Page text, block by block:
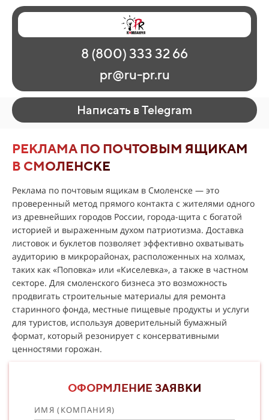
Главная
Наши работы
О рекламе
Регионы
Контакты
8 (800) 333 32 66
pr@ru-pr.ru
Написать в Telegram
РЕКЛАМА ПО ПОЧТОВЫМ ЯЩИКАМ
В СМОЛЕНСКЕ
Реклама по почтовым ящикам в Смоленске — это
проверенный метод прямого контакта с жителями одного
из древнейших городов России, города-щита с богатой
историей и выраженным духом патриотизма. Доставка
листовок и буклетов позволяет эффективно охватывать
аудиторию в микрорайонах, расположенных на холмах,
таких как «Поповка» или «Киселевка», а также в частном
секторе. Для смоленского бизнеса это возможность
продвигать строительные материалы для ремонта
старинного фонда, местные пищевые продукты и услуги
для туристов, используя доверительный бумажный
формат, который резонирует с консервативными
ценностями горожан.
ОФОРМЛЕНИЕ ЗАЯВКИ
ИМЯ (КОМПАНИЯ)